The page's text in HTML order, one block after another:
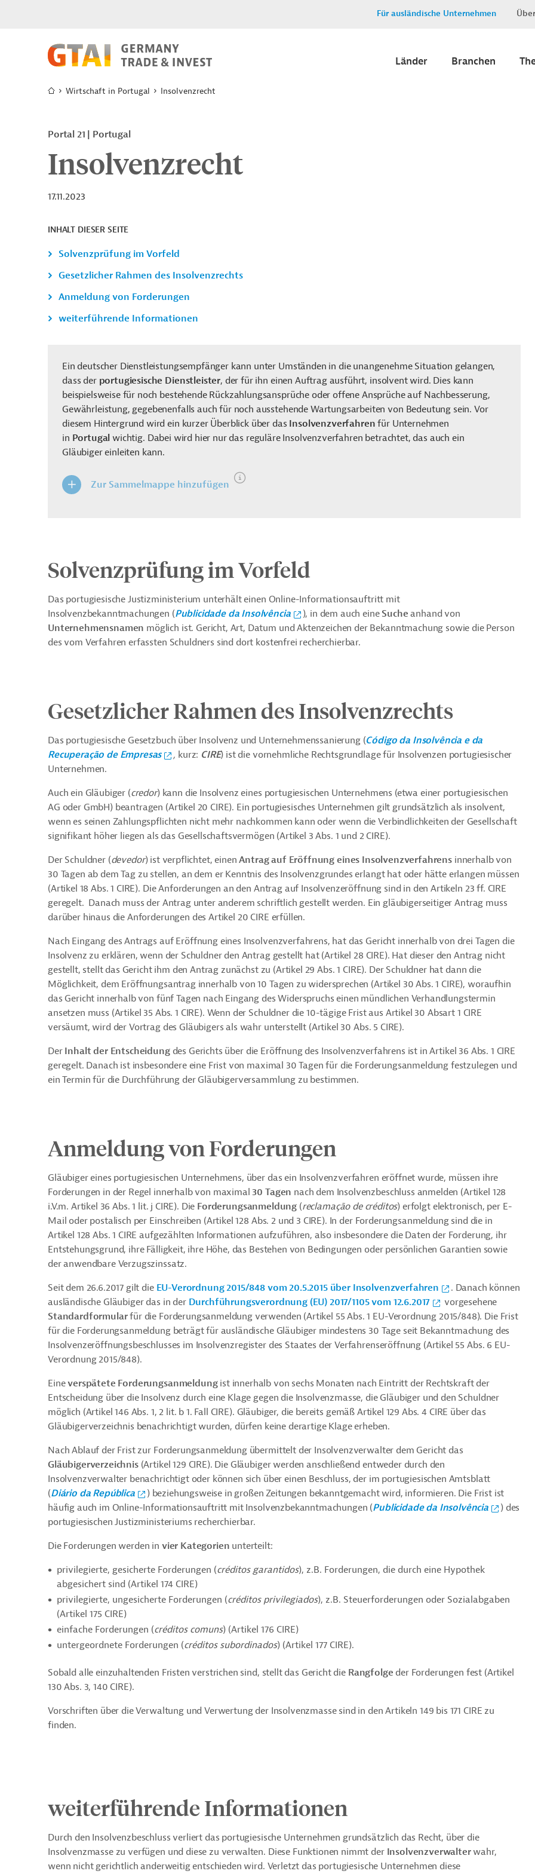
Für ausländische Unternehmen
Länder Branchen
Wirtschaft in Portugal Insolvenzrecht
Portal 21 Portugal
Insolvenzrecht
17.11.2023
INHALT DIESER SEITE
Solvenzprüfung im Vorfeld
Gesetzlicher Rahmen des Insolvenzrechts
Anmeldung von Forderungen
weiterführende Informationen
Ein deutscher Dienstleistungsempfänger kann unter Umständen in die unangenehme Situation gelangen,
dass der portugiesische Dienstleister, der für ihn einen Auftrag ausführt, insolventwird. Dies kann
beispielsweise für noch bestehende Rückzahlungsansprüche oder offene Ansprüche auf Nachbesserung,
Gewährleistung,gegebenenfalls auch für noch ausstehende Wartungsarbeiten von Bedeutung sein. Vor
diesem Hintergrund wird ein kurzer Überblick über das Insolvenzverfahren für Unternehmen
in Portugal wichtig. Dabei wird hier nur das reguläre Insolvenzverfahren betrachtet, das auch ein
Gläubiger einleiten kann.
Zur Sammelmappe hinzufügen
Solvenzprüfung im Vorfeld
Das portugiesische Justizministerium unterhält einen Online-Informationsauftritt mit
Insolvenzbekanntmachungen (Publicidade da Insolvência ), in dem auch eine Suche anhand von
Unternehmensnamen möglich ist. Gericht, Art, Datum und Aktenzeichen der Bekanntmachung sowie die Person
des vom Verfahren erfassten Schuldners sind dort kostenfrei recherchierbar.
Gesetzlicher Rahmen des Insolvenzrechts
Das portugiesische Gesetzbuch über Insolvenz und Unternehmenssanierung (Código da Insolvência e da
Recuperação de Empresas
, kurz: CIRE) ist die vornehmliche Rechtsgrundlage für Insolvenzen portugiesischer
Unternehmen.
Auch ein Gläubiger (credor) kann die Insolvenz eines portugiesischen Unternehmens (etwa einer portugiesischen
AG oder GmbH) beantragen (Artikel 20 CIRE). Ein portugiesisches Unternehmen gilt grundsätzlich als insolvent,
wenn es seinen Zahlungspflichten nicht mehr nachkommen kann oder wenn die Verbindlichkeiten der Gesellschaft
signifikant höher liegen als das Gesellschaftsvermögen (Artikel 3 Abs. 1 und 2 CIRE).
Der Schuldner (devedor) ist verpflichtet, einenAntrag auf Eröffnung eines Insolvenzverfahrensinnerhalb von
30 Tagen ab dem Tag zu stellen, an dem er Kenntnis des Insolvenzgrundes erlangt hat oder hätte erlangen müssen
(Artikel 18 Abs. 1 CIRE). Die Anforderungen an den Antrag auf Insolvenzeröffnung sind in den Artikeln 23 ff. CIRE
geregelt. Danach muss der Antrag unter anderem schriftlich gestellt werden. Ein gläubigerseitiger Antrag muss
darüber hinaus die Anforderungen des Artikel 20 CIRE erfüllen.
Nach Eingang des Antrags auf Eröffnung eines Insolvenzverfahrens, hat das Gericht innerhalb von drei Tagen die
Insolvenz zu erklären, wenn der Schuldner den Antrag gestellt hat (Artikel 28 CIRE). Hat dieser den Antrag nicht
gestellt, stellt das Gericht ihm den Antrag zunächst zu (Artikel 29 Abs. 1 CIRE). Der Schuldner hat dann die
Möglichkeit, dem Eröffnungsantrag innerhalb von 10 Tagen zu widersprechen (Artikel 30 Abs. 1 CIRE), woraufhin
das Gericht innerhalb von fünf Tagen nach Eingang des Widerspruchs einen mündlichen Verhandlungstermin
ansetzen muss (Artikel 35 Abs. 1 CIRE). Wenn der Schuldner die 10-tägige Frist aus Artikel 30 Absart 1 CIRE
versäumt, wird der Vortrag des Gläubigers als wahr unterstellt (Artikel 30 Abs. 5 CIRE).
Der Inhalt der Entscheidungdes Gerichts über die Eröffnung des Insolvenzverfahrens ist in Artikel 36 Abs. 1 CIRE
geregelt. Danach ist insbesondere eine Frist von maximal 30 Tagen für die Forderungsanmeldung festzulegen und
ein Termin für die Durchführung der Gläubigerversammlung zu bestimmen.
Anmeldung von Forderungen
Gläubiger eines portugiesischen Unternehmens, über das ein Insolvenzverfahren eröffnet wurde, müssen ihre
Forderungen in der Regel innerhalb von maximal 30 Tagen nach dem Insolvenzbeschluss anmelden (Artikel 128
i.V.m. Artikel 36 Abs. 1 lit. j CIRE). Die Forderungsanmeldung (reclamação de créditos) erfolgt elektronisch, per E-
Mail oder postalisch per Einschreiben (Artikel 128 Abs. 2 und 3 CIRE). In der Forderungsanmeldung sind die in
Artikel 128 Abs. 1 CIRE aufgezählten Informationen aufzuführen, also insbesondere die Daten der Forderung, ihr
Entstehungsgrund, ihre Fälligkeit, ihre Höhe, das Bestehen von Bedingungen oder persönlichen Garantien sowie
der anwendbare Verzugszinssatz.
Seit dem 26.6.2017 gilt die EU-Verordnung 2015/848 vom 20.5.2015 über Insolvenzverfahren
. Danach können
ausländische Gläubiger das in der Durchführungsverordnung (EU) 2017/1105 vom 12.6.2017
vorgesehene
Standardformularfür die Forderungsanmeldung verwenden (Artikel 55 Abs. 1 EU-Verordnung 2015/848). Die Frist
für die Forderungsanmeldung beträgt für ausländische Gläubiger mindestens 30 Tage seit Bekanntmachung des
Insolvenzeröffnungsbeschlusses im Insolvenzregister des Staates der Verfahrenseröffnung (Artikel 55 Abs. 6 EU-
Verordnung 2015/848).
Eineverspätete Forderungsanmeldungist innerhalb von sechs Monaten nach Eintritt der Rechtskraft der
Entscheidung über die Insolvenz durch eine Klage gegen die Insolvenzmasse, die Gläubiger und den Schuldner
möglich (Artikel 146 Abs. 1, 2 lit. b 1. Fall CIRE). Gläubiger, die bereits gemäß Artikel 129 Abs. 4 CIRE über das
Gläubigerverzeichnis benachrichtigt wurden, dürfen keine derartige Klage erheben.
Nach Ablauf der Frist zur Forderungsanmeldung übermittelt der Insolvenzverwalter dem Gericht das
Gläubigerverzeichnis(Artikel 129 CIRE). Die Gläubiger werden anschließend entweder durch den
Insolvenzverwalter benachrichtigt oder können sich über einen Beschluss, der im portugiesischen Amtsblatt
(Diário da República ) beziehungsweise in großen Zeitungen bekanntgemacht wird, informieren. Die Frist ist
häufig auch im Online-Informationsauftritt mit Insolvenzbekanntmachungen (Publicidade da Insolvência
) des
portugiesischen Justizministeriums recherchierbar.
Die Forderungen werden in vier Kategorien unterteilt:
privilegierte, gesicherte Forderungen (créditos garantidos), z.B. Forderungen, die durch eine Hypothek
abgesichert sind (Artikel 174 CIRE)
privilegierte, ungesicherte Forderungen (créditos privilegiados), z.B. Steuerforderungen oder Sozialabgaben
(Artikel 175 CIRE)
einfache Forderungen (créditos comuns) (Artikel 176 CIRE)
untergeordnete Forderungen (créditos subordinados) (Artikel 177 CIRE).
Sobald alle einzuhaltenden Fristen verstrichen sind, stellt das Gericht die Rangfolge der Forderungen fest (Artikel
130 Abs. 3, 140 CIRE).
Vorschriften über die Verwaltung und Verwertung der Insolvenzmasse sind in den Artikeln 149 bis 171 CIRE zu
finden.
weiterführende Informationen
Durch den Insolvenzbeschluss verliert das portugiesische Unternehmen grundsätzlich das Recht, über die
Insolvenzmasse zu verfügen und diese zu verwalten. Diese Funktionen nimmt der Insolvenzverwalterwahr,
wenn nicht gerichtlich anderweitig entschieden wird. Verletzt das portugiesische Unternehmen diese